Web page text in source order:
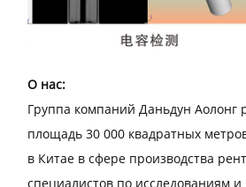
О нас:
Группа компаний Даньдун
площадь 30 000 квадратных
в Китае в сфере производства
специалистов по исследованиям